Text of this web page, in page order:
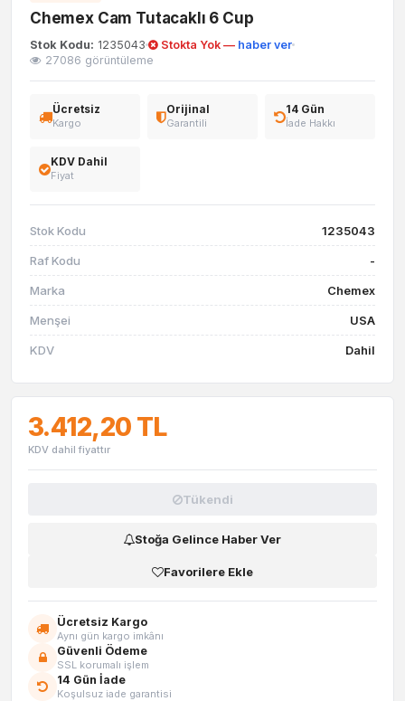
Chemex Cam Tutacaklı 6 Cup
Stok Kodu: 1235043 Stokta Yok — haber ver
27086 görüntüleme
Ücretsiz
Kargo
Orijinal
Garantili
14 Gün
İade Hakkı
KDV Dahil
Fiyat
Stok Kodu 1235043
Raf Kodu -
Marka Chemex
Menşei USA
KDV Dahil
3.412,20 TL
KDV dahil fiyattır
Tükendi
Stoğa Gelince Haber Ver
Favorilere Ekle
Ücretsiz Kargo
Aynı gün kargo imkânı
Güvenli Ödeme
SSL korumalı işlem
14 Gün İade
Koşulsuz iade garantisi